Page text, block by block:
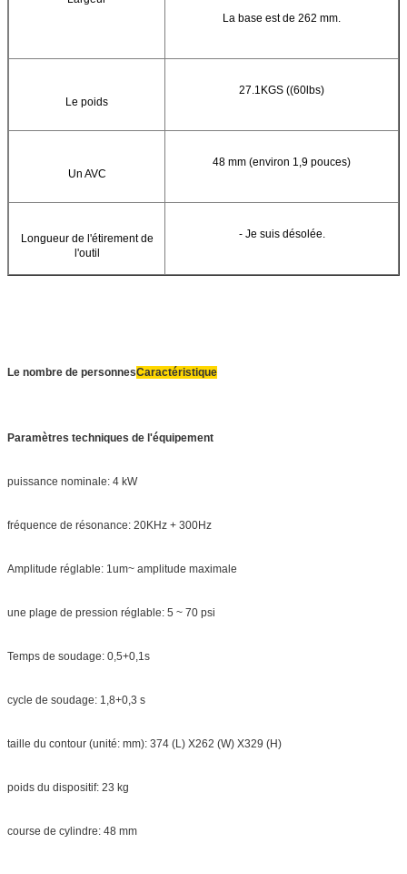
La base est de 262 mm.
Le poids
27.1KGS ((60lbs)
Un AVC
48 mm (environ 1,9 pouces)
Longueur de l'étirement de
l'outil
- Je suis désolée.
Le nombre de personnesCaractéristique
Paramètres techniques de l'équipement
puissance nominale: 4 kW
fréquence de résonance: 20KHz + 300Hz
Amplitude réglable: 1um~ amplitude maximale
une plage de pression réglable: 5 ~ 70 psi
Temps de soudage: 0,5+0,1s
cycle de soudage: 1,8+0,3 s
taille du contour (unité: mm): 374 (L) X262 (W) X329 (H)
poids du dispositif: 23 kg
course de cylindre: 48 mm